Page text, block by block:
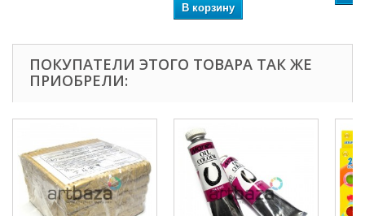
В корзину
ПОКУПАТЕЛИ ЭТОГО ТОВАРА ТАК ЖЕ
ПРИОБРЕЛИ: